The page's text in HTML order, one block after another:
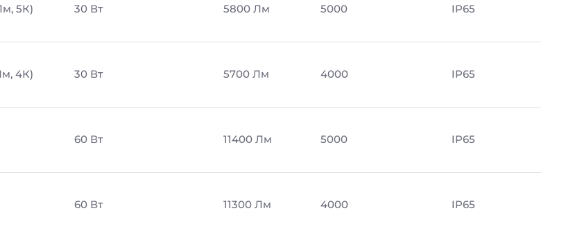
5К) 30 Вт 5800 Лм 5000 IP65
4К) 30 Вт 5700 Лм 4000 IP65
60 Вт 11400 Лм 5000 IP65
60 Вт 11300 Лм 4000 IP65